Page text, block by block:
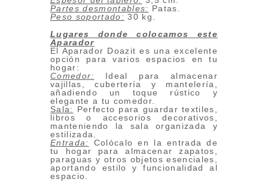
Partes desmontables: Patas.
Peso soportado: 30 kg.
Lugares donde colocamos este
Aparador
El Aparador Doazit es una excelente
opción para varios espacios en tu
hogar:
Comedor:
Ideal para almacenar
vajillas, cubertería y mantelería,
añadiendo un toque rústico y
elegante a tu comedor.
Sala:
Perfecto para guardar textiles,
libros o accesorios decorativos,
manteniendo la sala organizada y
estilizada.
Entrada:
Colócalo en la entrada de
tu hogar para almacenar zapatos,
paraguas y otros objetos esenciales,
aportando estilo y funcionalidad al
espacio.